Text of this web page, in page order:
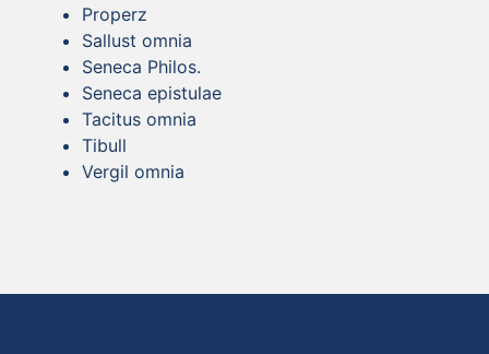
Properz
Sallust omnia
Seneca Philos.
Seneca epistulae
Tacitus omnia
Tibull
Vergil omnia